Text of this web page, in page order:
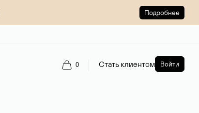
Подробнее
0 Стать клиентом Войти